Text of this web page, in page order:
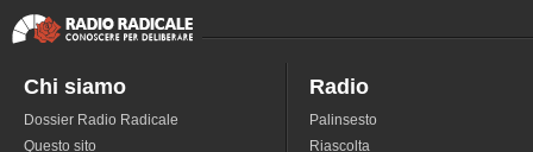
Chi siamo
Dossier Radio Radicale
Questo sito
Radio
Palinsesto
Riascolta